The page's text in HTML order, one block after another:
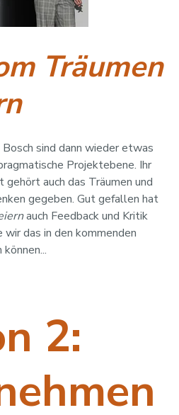
Träumen
sind dann wieder etwas
Projektebene. Ihr
auch das Träumen und
gegeben. Gut gefallen hat
auch Feedback und Kritik
das in den kommenden
2: